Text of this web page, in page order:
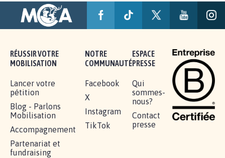
RÉUSSIR VOTRE
MOBILISATION
Lancer votre
pétition
Blog - Parlons
Mobilisation
Accompagnement
Partenariat et
fundraising
NOTRE
COMMUNAUTÉ
Facebook
X
Instagram
TikTok
ESPACE
PRESSE
Qui
sommes-
nous?
Contact
presse